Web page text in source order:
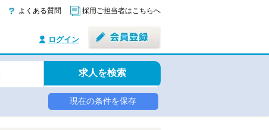
よくある質問 採用ご担当者はこちらへ
ログイン
求人を検索
現在の条件を保存